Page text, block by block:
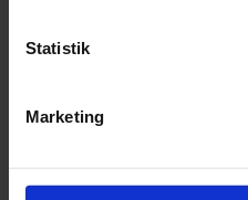
Statistik
Marketing
Adm. direktør Søren V.